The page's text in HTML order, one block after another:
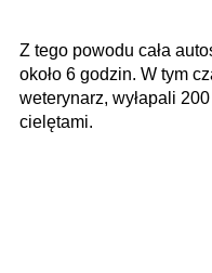
Z tego powodu cała
około 6 godzin. W tym
weterynarz, wyłapali
cielętami.